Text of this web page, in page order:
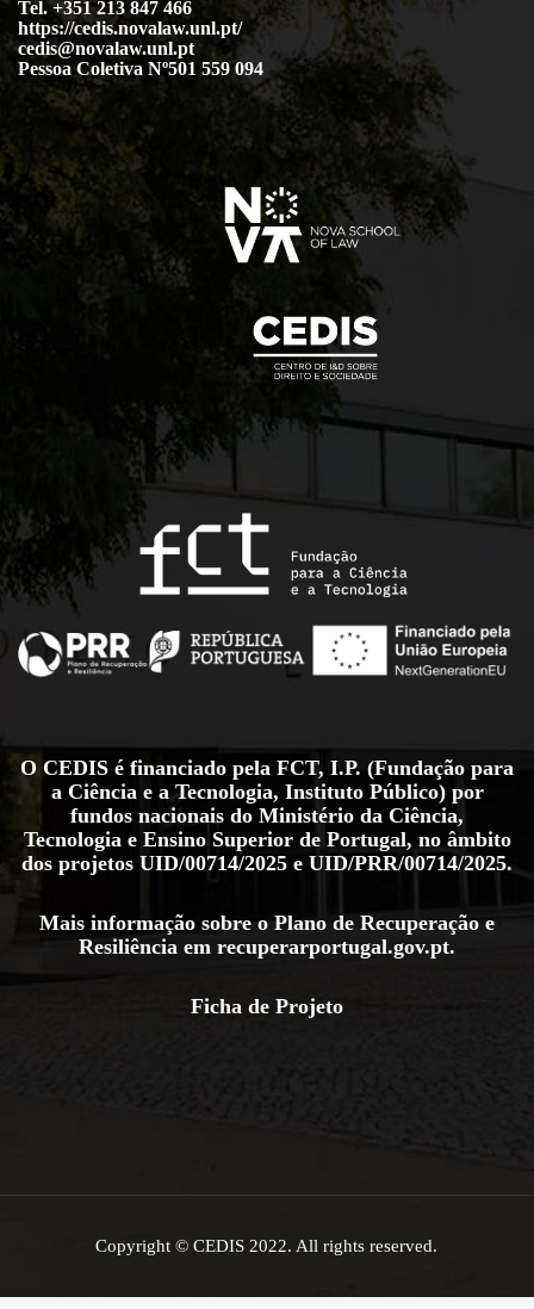
Tel. +351 213 847 466
https://cedis.novalaw.unl.pt/
cedis@novalaw.unl.pt
Pessoa Coletiva Nº501 559 094
O CEDIS é financiado pela FCT, I.P. (Fundação para
a Ciência e a Tecnologia, Instituto Público) por
fundos nacionais do Ministério da Ciência,
Tecnologia e Ensino Superior de Portugal, no âmbito
dos projetos UID/00714/2025 e UID/PRR/00714/2025.
Mais informação sobre o Plano de Recuperação e
Resiliência em recuperarportugal.gov.pt.
Ficha de Projeto
Copyright © CEDIS 2022. All rights reserved.